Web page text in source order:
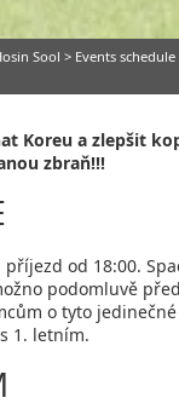
Sool > Events schedule
Koreu a zlepšit
zbraň!!!
příjezd od 18:00.
podomluvě
o tyto
1. letním.